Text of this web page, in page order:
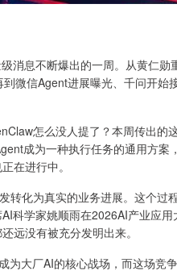
消息不断爆出的一周。从黄仁
微信Agent进展曝光、千问开
怎么没人提了？本周传出
成为一种执行任务的通用方
在进行中。
转化为真实的业务进展。这个
科学家姚顺雨在2026AI产业应
远没有被充分发明出来。
为大厂AI的核心战场，而这场竞